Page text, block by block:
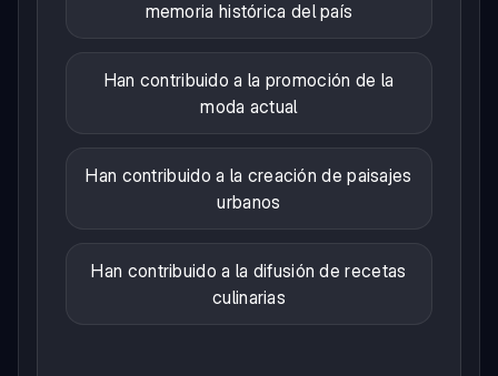
memoria histórica del país
Han contribuido a la promoción de la
moda actual
Han contribuido a la creación de paisajes
urbanos
Han contribuido a la difusión de recetas
culinarias